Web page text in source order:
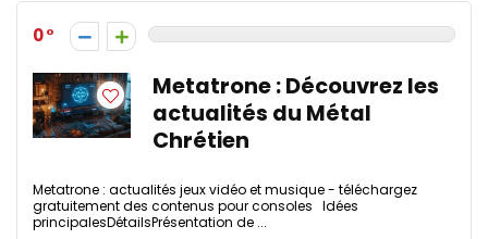
0
Metatrone : Découvrez les
actualités du Métal
Chrétien
Metatrone : actualités jeux vidéo et musique - téléchargez
gratuitement des contenus pour consoles Idées
principalesDétailsPrésentation de ...